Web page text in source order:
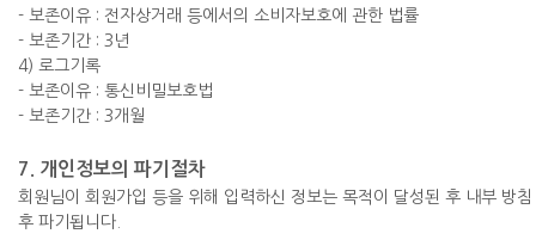
- 보존이유 : 전자상거래 등에서의 소비자보호에 관한 법률
- 보존기간 : 3년
4) 로그기록
- 보존이유 : 통신비밀보호법
- 보존기간 : 3개월
7. 개인정보의 파기절차
회원님이 회원가입 등을 위해 입력하신 정보는 목적이 달성된 후 내부 방
후 파기됩니다.